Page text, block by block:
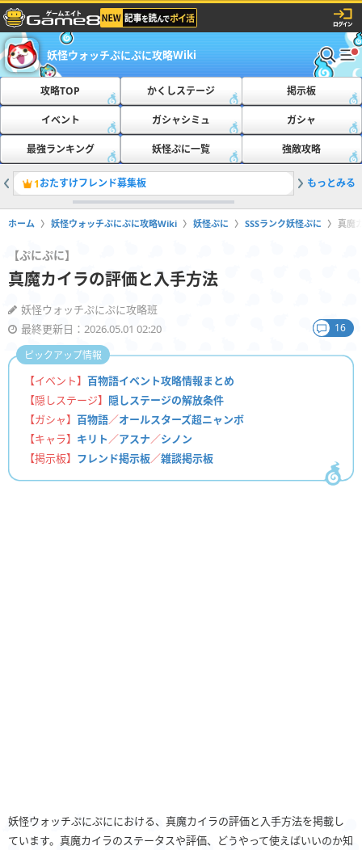
妖怪ウォッチぷにぷに攻略Wiki
攻略TOP かくしステージ 掲示板
イベント ガシャシミュ ガシャ
最強ランキング 妖怪ぷに一覧 強敵攻略
1おたすけフレンド募集板 2ともだ
もっとみる
ホーム 妖怪ウォッチぷにぷに攻略Wiki 妖怪ぷに SSSランク妖怪ぷに 真魔
【ぷにぷに】
真魔カイラの評価と入手方法
妖怪ウォッチぷにぷに攻略班
最終更新日：2026.05.01 02:20
16
【イベント】 百物語イベント攻略情報まとめ
【隠しステージ】 隠しステージの解放条件
【ガシャ】 百物語／オールスターズ超ニャンボ
【キャラ】 キリト／アスナ／シノン
【掲示板】 フレンド掲示板／雑談掲示板
ピックアップ情報
妖怪ウォッチぷにぷににおける、真魔カイラの評価と入手方法を掲載し
ています。真魔カイラのステータスや評価、どうやって使えばいいのか知